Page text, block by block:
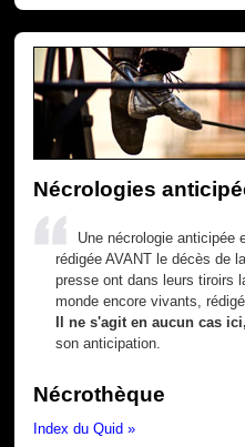
Nécrologies
Une nécrologie anticipée
rédigée AVANT le décès de
presse ont dans leurs tiroirs
monde encore vivants,
Il ne s'agit en aucun cas
son anticipation.
Nécrothèque
Index du Quid »